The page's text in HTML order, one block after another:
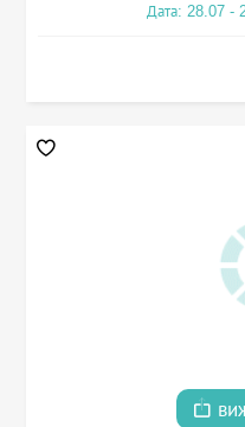
Дата: 28.07 -